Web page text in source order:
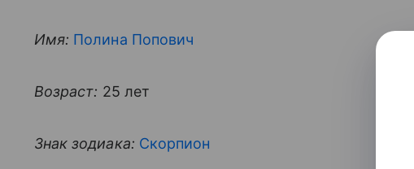
Имя: Полина Попович
Возраст: 25 лет
Знак зодиака: Скорпион